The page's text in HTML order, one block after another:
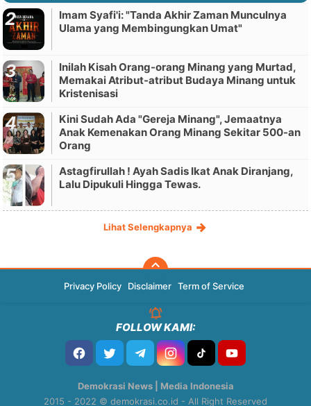
Imam Syafi'i: "Tanda Akhir Zaman Munculnya
Ulama yang Membingungkan Umat"
Inilah Kisah Orang-orang Minang yang Murtad,
Memakai Atribut-atribut Budaya Minang untuk
Kristenisasi
Kini Sudah Ada "Gereja Minang", Jemaatnya
Anak Kemenakan Orang Minang Sekitar 500-an
Orang
Astagfirullah ! Ayah Sadis Ikat Anak Diranjang,
Lalu Dipukuli Hingga Tewas.
Lihat Selengkapnya
Privacy Policy Disclaimer Term of Service
FOLLOW KAMI:
Demokrasi News | Media Indonesia
2015 - 2022 © demokrasi.co.id - All Right Reserved